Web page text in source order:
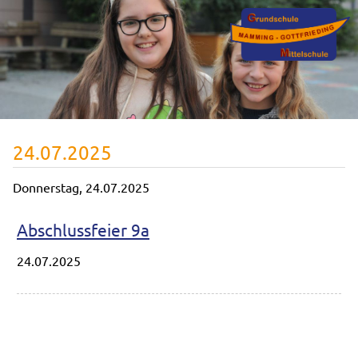
24.07.2025
Donnerstag, 24.07.2025
Abschlussfeier 9a
24.07.2025